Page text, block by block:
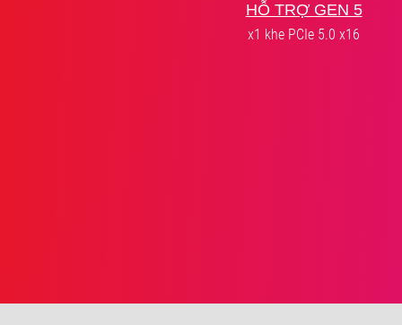
HỖ TRỢ GEN 5
x1 khe PCIe 5.0 x16